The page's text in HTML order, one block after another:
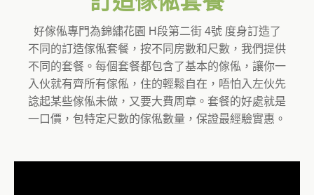
好傢俬專門為錦繡花園 H段第二街 4號 度身訂造了
不同的訂造傢俬套餐，按不同房數和尺數，我們提供
不同的套餐。每個套餐都包含了基本的傢俬，讓你一
入伙就有齊所有傢俬，住的輕鬆自在，唔怕入左伙先
諗起某些傢俬未做，又要大費周章。套餐的好處就是
一口價，包特定尺數的傢俬數量，保證最經驗實惠。